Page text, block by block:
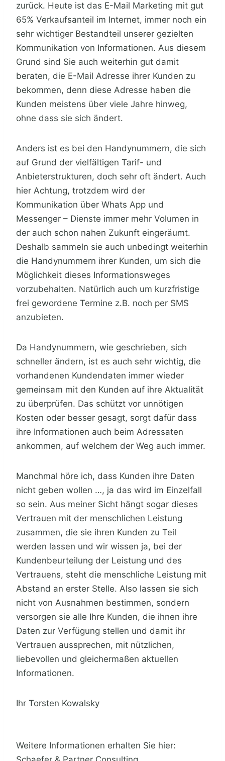
zurück. Heute ist das E-Mail Marketing mit gut
65% Verkaufsanteil im Internet, immer noch ein
sehr wichtiger Bestandteil unserer gezielten
Kommunikation von Informationen. Aus diesem
Grund sind Sie auch weiterhin gut damit
beraten, die E-Mail Adresse ihrer Kunden zu
bekommen, denn diese Adresse haben die
Kunden meistens über viele Jahre hinweg,
ohne dass sie sich ändert.
Anders ist es bei den Handynummern, die sich
auf Grund der vielfältigen Tarif- und
Anbieterstrukturen, doch sehr oft ändert. Auch
hier Achtung, trotzdem wird der
Kommunikation über Whats App und
Messenger – Dienste immer mehr Volumen in
der auch schon nahen Zukunft eingeräumt.
Deshalb sammeln sie auch unbedingt weiterhin
die Handynummern ihrer Kunden, um sich die
Möglichkeit dieses Informationsweges
vorzubehalten. Natürlich auch um kurzfristige
frei gewordene Termine z.B. noch per SMS
anzubieten.
Da Handynummern, wie geschrieben, sich
schneller ändern, ist es auch sehr wichtig, die
vorhandenen Kundendaten immer wieder
gemeinsam mit den Kunden auf ihre Aktualität
zu überprüfen. Das schützt vor unnötigen
Kosten oder besser gesagt, sorgt dafür dass
ihre Informationen auch beim Adressaten
ankommen, auf welchem der Weg auch immer.
Manchmal höre ich, dass Kunden ihre Daten
nicht geben wollen …, ja das wird im Einzelfall
so sein. Aus meiner Sicht hängt sogar dieses
Vertrauen mit der menschlichen Leistung
zusammen, die sie ihren Kunden zu Teil
werden lassen und wir wissen ja, bei der
Kundenbeurteilung der Leistung und des
Vertrauens, steht die menschliche Leistung mit
Abstand an erster Stelle. Also lassen sie sich
nicht von Ausnahmen bestimmen, sondern
versorgen sie alle Ihre Kunden, die ihnen ihre
Daten zur Verfügung stellen und damit ihr
Vertrauen aussprechen, mit nützlichen,
liebevollen und gleichermaßen aktuellen
Informationen.
Ihr Torsten Kowalsky
Weitere Informationen erhalten Sie hier: